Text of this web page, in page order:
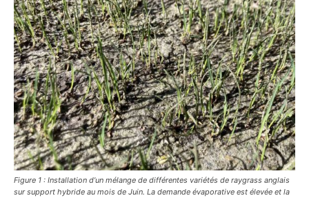
Figure 1 : Installation d’un mélange de différentes variétés de raygrass anglais
sur support hybride au mois de Juin. La demande évaporative est élevée et la